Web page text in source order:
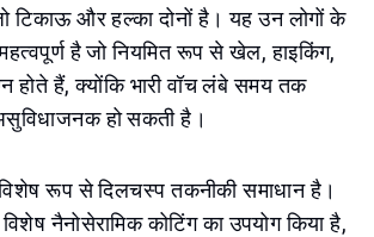
टिकाऊ और हल्का दोनों है। यह उन लोगों के
है जो नियमित रूप से खेल, हाइकिंग,
होते हैं, क्योंकि भारी वॉच लंबे समय तक
हो सकती है।
रूप से दिलचस्प तकनीकी समाधान है।
नैनोसेरामिक कोटिंग का उपयोग किया है,